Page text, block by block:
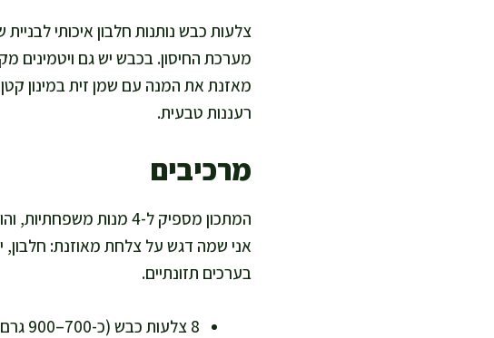
צלעות כבש נותנות חלבון איכותי
מאזנת את המנה עם שמן זית במינון
רעננות טבעית.
מרכיבים
המתכון מספיק ל-4
אני שמה דגש על צלחת מאוזנת: חלבון,
בערכים תזונתיים.
8 צלעות כבש (כ-700–900 גרם) – מקור חלבון, ברזל ו-B12